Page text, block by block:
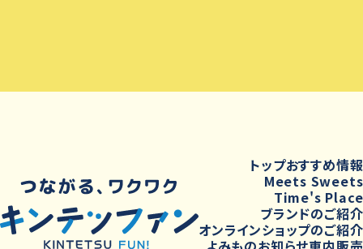
トップおすすめ情報
Meets Sweets
Time's Place
ブランドのご紹介
オンラインショップのご紹介